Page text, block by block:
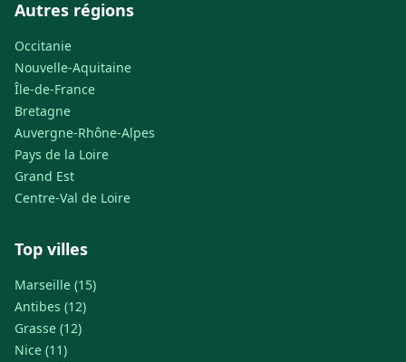
Autres régions
Occitanie
Nouvelle-Aquitaine
Île-de-France
Bretagne
Auvergne-Rhône-Alpes
Pays de la Loire
Grand Est
Centre-Val de Loire
Top villes
Marseille (15)
Antibes (12)
Grasse (12)
Nice (11)